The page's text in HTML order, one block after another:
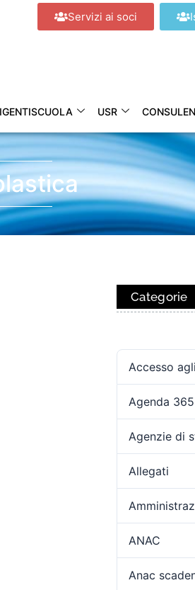
Servizi ai soci
USR
Categorie
Accesso
Agenda 365
Agenzie di
Allegati
ANAC
Anac